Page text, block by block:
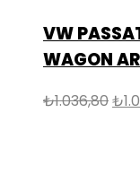
VW
WAGON
₺1.036,80₺